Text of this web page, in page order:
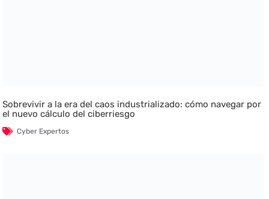
Sobrevivir a la era del caos industrializado: cómo navegar por
el nuevo cálculo del ciberriesgo
Cyber Expertos